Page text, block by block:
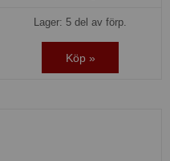
Lager: 5 del av förp.
Köp »